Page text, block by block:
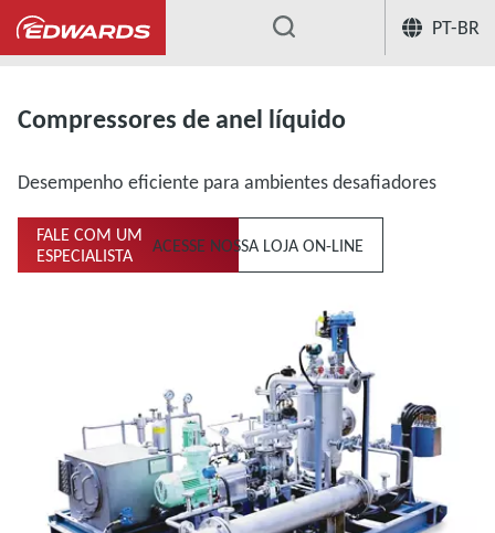
PT-BR
... Bombas de anel líquido
Compressores de anel líquido
Desempenho eficiente para ambientes desafiadores
FALE COM UM
ESPECIALISTA
ACESSE NOSSA LOJA ON-LINE